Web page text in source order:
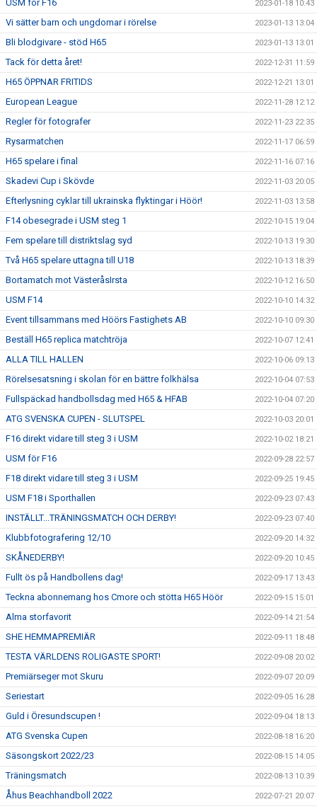
USM för F16 2023-01-18 10:43
Vi sätter barn och ungdomar i rörelse 2023-01-13 13:04
Bli blodgivare - stöd H65 2023-01-13 13:01
Tack för detta året! 2022-12-31 11:59
H65 ÖPPNAR FRITIDS 2022-12-21 13:01
European League 2022-11-28 12:12
Regler för fotografer 2022-11-23 22:35
Rysarmatchen 2022-11-17 06:59
H65 spelare i final 2022-11-16 07:16
Skadevi Cup i Skövde 2022-11-03 20:05
Efterlysning cyklar till ukrainska flyktingar i Höör! 2022-11-03 13:58
F14 obesegrade i USM steg 1 2022-10-15 19:04
Fem spelare till distriktslag syd 2022-10-13 19:30
Två H65 spelare uttagna till U18 2022-10-13 18:39
Bortamatch mot VästeråsIrsta 2022-10-12 16:50
USM F14 2022-10-10 14:32
Event tillsammans med Höörs Fastighets AB 2022-10-10 09:30
Beställ H65 replica matchtröja 2022-10-07 12:41
ALLA TILL HALLEN 2022-10-06 09:13
Rörelsesatsning i skolan för en bättre folkhälsa 2022-10-04 07:53
Fullspäckad handbollsdag med H65 & HFAB 2022-10-04 07:20
ATG SVENSKA CUPEN - SLUTSPEL 2022-10-03 20:01
F16 direkt vidare till steg 3 i USM 2022-10-02 18:21
USM för F16 2022-09-28 22:57
F18 direkt vidare till steg 3 i USM 2022-09-25 19:45
USM F18 i Sporthallen 2022-09-23 07:43
INSTÄLLT...TRÄNINGSMATCH OCH DERBY! 2022-09-23 07:40
Klubbfotografering 12/10 2022-09-20 14:32
SKÅNEDERBY! 2022-09-20 10:45
Fullt ös på Handbollens dag! 2022-09-17 13:43
Teckna abonnemang hos Cmore och stötta H65 Höör 2022-09-15 15:01
Alma storfavorit 2022-09-14 21:54
SHE HEMMAPREMIÄR 2022-09-11 18:48
TESTA VÄRLDENS ROLIGASTE SPORT! 2022-09-08 20:02
Premiärseger mot Skuru 2022-09-07 20:09
Seriestart 2022-09-05 16:28
Guld i Öresundscupen ! 2022-09-04 18:13
ATG Svenska Cupen 2022-08-18 16:20
Säsongskort 2022/23 2022-08-15 14:05
Träningsmatch 2022-08-13 10:39
Åhus Beachhandboll 2022 2022-07-21 20:07